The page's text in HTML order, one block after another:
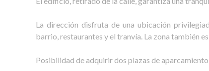
La dirección disfruta de una ubicación
barrio, restaurantes y el tranvía. La zona también
Posibilidad de adquirir dos plazas de